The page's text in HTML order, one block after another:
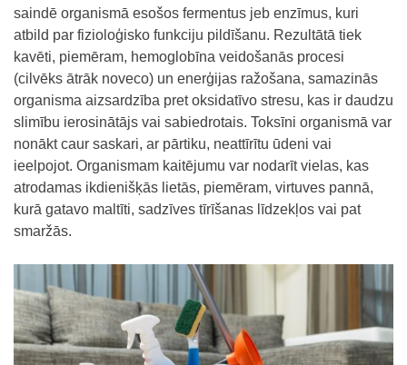
saindē organismā esošos fermentus jeb enzīmus, kuri
atbild par fizioloģisko funkciju pildīšanu. Rezultātā tiek
kavēti, piemēram, hemoglobīna veidošanās procesi
(cilvēks ātrāk noveco) un enerģijas ražošana, samazinās
organisma aizsardzība pret oksidatīvo stresu, kas ir daudzu
slimību ierosinātājs vai sabiedrotais. Toksīni organismā var
nonākt caur saskari, ar pārtiku, neattīrītu ūdeni vai
ieelpojot. Organismam kaitējumu var nodarīt vielas, kas
atrodamas ikdienišķās lietās, piemēram, virtuves pannā,
kurā gatavo maltīti, sadzīves tīrīšanas līdzekļos vai pat
smaržās.